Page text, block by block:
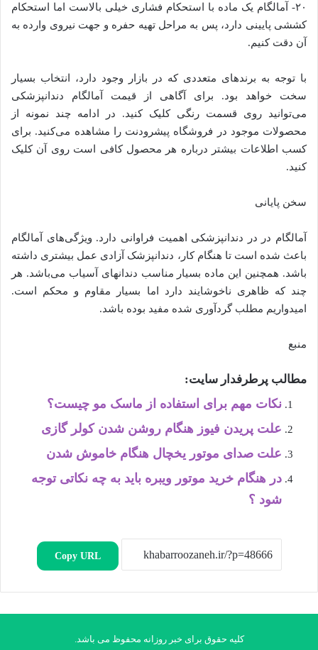
۲۰- آمالگام یک ماده با استحکام فشاری خیلی بالاست اما استحکام
کششی پایینی دارد، پس به مراحل تهیه حفره و جهت نیروی وارده به
آن دقت کنیم.
با توجه به برندهای متعددی که در بازار وجود دارد، انتخاب بسیار
سخت خواهد بود. برای آگاهی از قیمت آمالگام دندانپزشکی
می‌توانید روی قسمت رنگی کلیک کنید. در ادامه چند نمونه از
محصولات موجود در فروشگاه پیشرودنت را مشاهده می‌کنید. برای
کسب اطلاعات بیشتر درباره هر محصول کافی است روی آن کلیک
کنید.
سخن پایانی
آمالگام در در دندانپزشکی اهمیت فراوانی دارد. ویژگی‌های آمالگام
باعث شده است تا هنگام کار، دندانپزشک آزادی عمل بیشتری داشته
باشد. همچنین این ماده بسیار مناسب دندانهای آسیاب می‌باشد. هر
چند که ظاهری ناخوشایند دارد اما بسیار مقاوم و محکم است.
امیدواریم مطلب گردآوری شده مفید بوده باشد.
منبع
مطالب پرطرفدار سایت:
نکات مهم برای استفاده از ماسک مو چیست؟
علت پریدن فیوز هنگام روشن شدن کولر گازی
علت صدای موتور یخچال هنگام خاموش شدن
در هنگام خرید موتور ویبره باید به چه نکاتی توجه
شود ؟
Copy URL
کلیه حقوق برای خبر روزانه محفوظ می باشد.